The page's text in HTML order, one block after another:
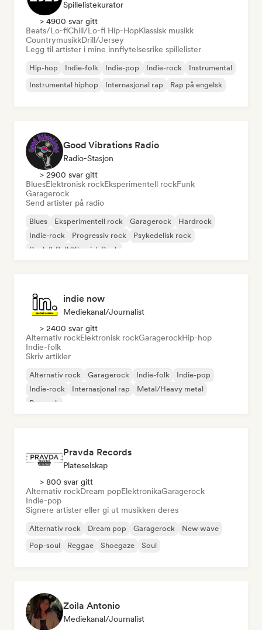
Spillelistekurator
> 4900 svar gitt
Beats/Lo-fiChill/Lo-fi Hip-HopKlassisk musikk
CountrymusikkDrill/Jersey
Legg til artister i mine innflytelsesrike spillelister
Hip-hop Indie-folk Indie-pop Indie-rock
Instrumental
Instrumental hiphop
Internasjonal rap Rap på engelsk
Good Vibrations Radio
Radio-Stasjon
> 2900 svar gitt
BluesElektronisk rockEksperimentell rockFunk
Garagerock
Send artister på radio
Blues Eksperimentell rock Garagerock
Hardrock
Indie-rock
Progressiv rock
Psykedelisk rock
Rock & Roll/Klassisk Rock
indie now
Mediekanal/journalist
> 2400 svar gitt
Alternativ rockElektronisk rockGaragerockHip-hop
Indie-folk
Skriv artikler
Alternativ rock Garagerock Indie-folk
Indie-pop
Indie-rock
Internasjonal rap
Metal/Heavy metal
Poprock
Pravda Records
Plateselskap
> 800 svar gitt
Alternativ rockDream popElektronikaGaragerock
Indie-pop
Signere artister eller gi ut musikken deres
Alternativ rock Dream pop Garagerock
New wave
Pop-soul
Reggae Shoegaze Soul
Zoila Antonio
Mediekanal/journalist